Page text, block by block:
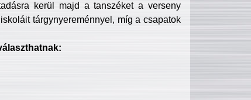
kerül majd a tanszéket a verseny
tárgynyereménnyel, míg a csapatok